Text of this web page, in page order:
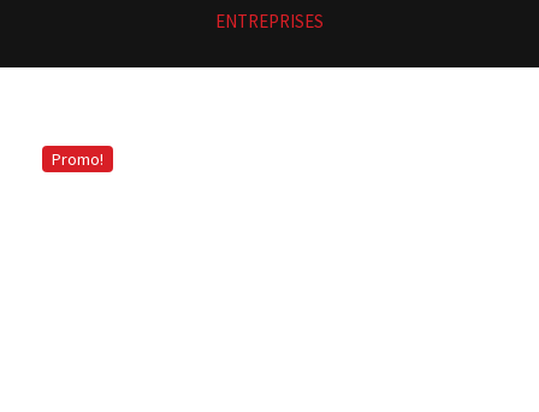
ENTREPRISES
Promo!